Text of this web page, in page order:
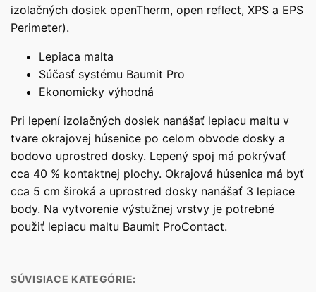
izolačných dosiek openTherm, open reflect, XPS a EPS
Perimeter).
Lepiaca malta
Súčasť systému Baumit Pro
Ekonomicky výhodná
Pri lepení izolačných dosiek nanášať lepiacu maltu v
tvare okrajovej húsenice po celom obvode dosky a
bodovo uprostred dosky. Lepený spoj má pokrývať
cca 40 % kontaktnej plochy. Okrajová húsenica má byť
cca 5 cm široká a uprostred dosky nanášať 3 lepiace
body. Na vytvorenie výstužnej vrstvy je potrebné
použiť lepiacu maltu Baumit ProContact.
SÚVISIACE KATEGÓRIE: